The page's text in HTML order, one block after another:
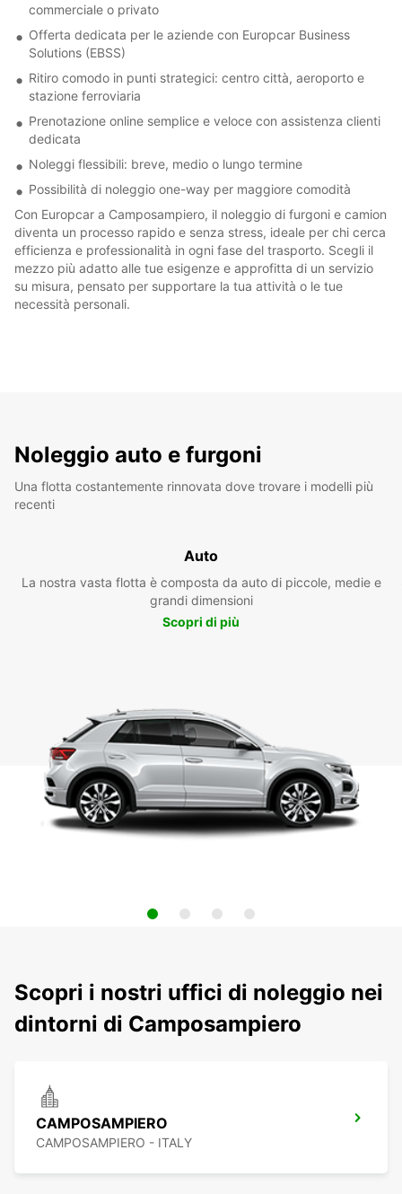
commerciale o privato
Offerta dedicata per le aziende con Europcar Business
Solutions (EBSS)
Ritiro comodo in punti strategici: centro città, aeroporto e
stazione ferroviaria
Prenotazione online semplice e veloce con assistenza clienti
dedicata
Noleggi flessibili: breve, medio o lungo termine
Possibilità di noleggio one-way per maggiore comodità
Con Europcar a Camposampiero, il noleggio di furgoni e camion
diventa un processo rapido e senza stress, ideale per chi cerca
efficienza e professionalità in ogni fase del trasporto. Scegli il
mezzo più adatto alle tue esigenze e approfitta di un servizio
su misura, pensato per supportare la tua attività o le tue
necessità personali.
Noleggio auto e furgoni
Una flotta costantemente rinnovata dove trovare i modelli più
recenti
Auto
La nostra vasta flotta è composta da auto di piccole, medie e
grandi dimensioni
Scopri di più
Scopri i nostri uffici di noleggio nei
dintorni di Camposampiero
CAMPOSAMPIERO
CAMPOSAMPIERO - ITALY